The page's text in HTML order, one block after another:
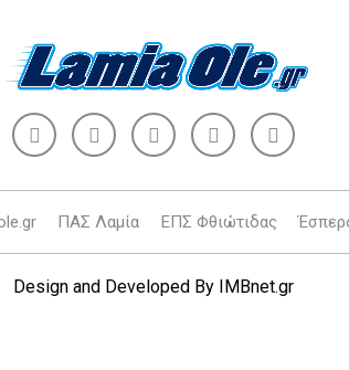
ΠΑΣ Λαμία ΕΠΣ Φθιώτιδας
Design and Developed By IMBnet.gr